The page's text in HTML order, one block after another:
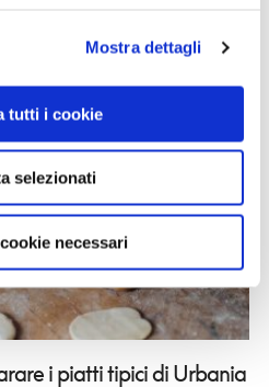
Mostra dettagli
tutti i cookie
selezionati
necessari
i piatti tipici di Urbania